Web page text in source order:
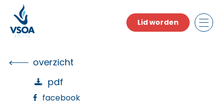
the
content
Lid worden
overzicht
pdf
facebook